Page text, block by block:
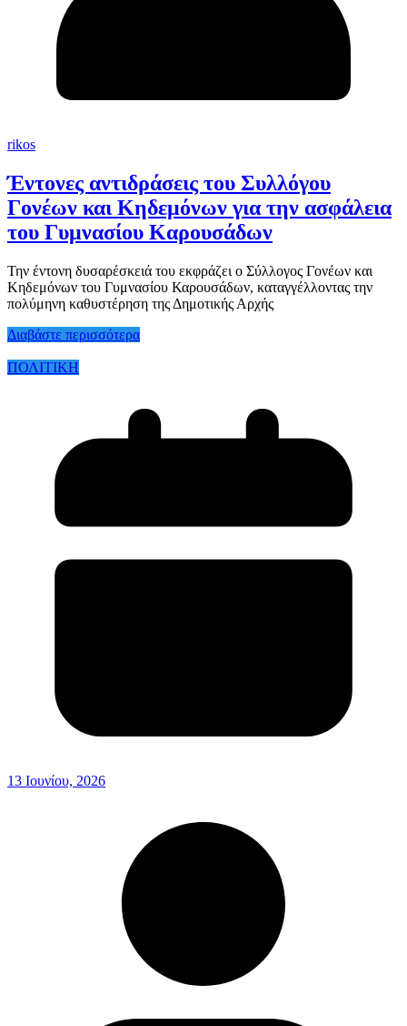
rikos
Έντονες αντιδράσεις του Συλλόγου
Γονέων και Κηδεμόνων για την ασφάλεια
του Γυμνασίου Καρουσάδων
Την έντονη δυσαρέσκειά του εκφράζει ο Σύλλογος Γονέων και
Κηδεμόνων του Γυμνασίου Καρουσάδων, καταγγέλλοντας την
πολύμηνη καθυστέρηση της Δημοτικής Αρχής
Διαβάστε περισσότερα
ΠΟΛΙΤΙΚΗ
13 Ιουνίου, 2026